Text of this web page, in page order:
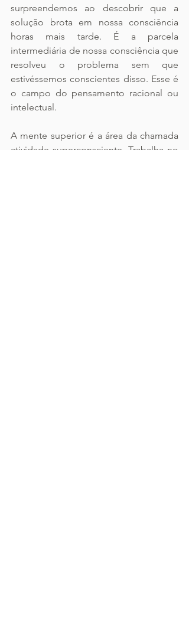
surpreendemos ao descobrir que a
solução brota em nossa consciência
horas mais tarde. É a parcela
intermediária de nossa consciência que
resolveu o problema sem que
estivéssemos conscientes disso. Esse é
o campo do pensamento racional ou
intelectual.
A mente superior é a área da chamada
atividade superconsciente. Trabalha no